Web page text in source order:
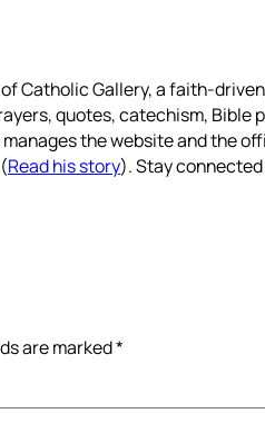
Catholic Gallery, a faith-
quotes, catechism, Bible
the website and the
Read his story). Stay
are marked*